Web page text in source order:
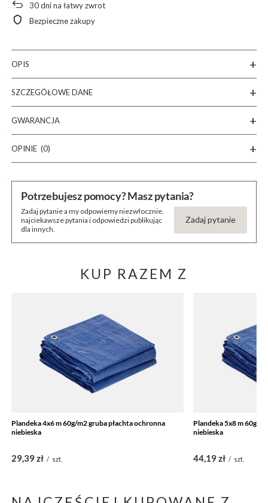
30dni na łatwy zwrot
Bezpieczne zakupy
OPIS
SZCZEGÓŁOWE DANE
GWARANCJA
OPINIE (0)
Potrzebujesz pomocy? Masz pytania?
Zadaj pytanie a my odpowiemy niezwłocznie,
najciekawsze pytania i odpowiedzi publikując
dla innych.
Zadaj pytanie
KUP RAZEM Z
Plandeka 4x6 m 60g/m2 gruba płachta ochronna
niebieska
29,39 zł / szt.
Plandeka 5x8 m 60g/
niebieska
44,19 zł / szt.